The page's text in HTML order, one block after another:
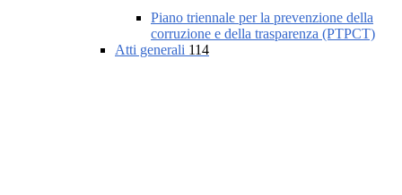
Piano triennale per la prevenzione della
corruzione e della trasparenza (PTPCT)
Atti generali 114